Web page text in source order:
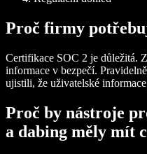
Proč firmy
Certifikace SOC 2 je důležitá.
informace v bezpečí.
ujistili, že uživatelské
Proč by nástroje
a dabing měly mít